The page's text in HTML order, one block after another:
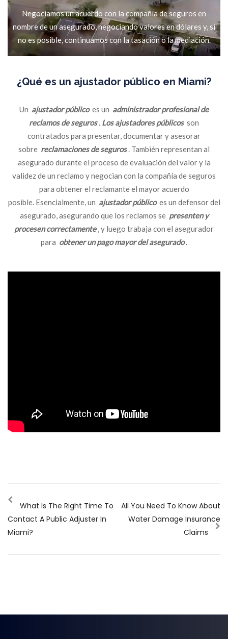
Negociamos un acuerdo con la compañía de seguros en
nombre de un asegurado, negociando valores en dólares y, si
no es posible, continuamos con la tasación o la mediación.
¿Qué es un ajustador público en Miami?
Un ajustador públicoes un administrador profesional de
reclamos de seguros. Los ajustadores públicosson
contratados para presentar, documentar y asesorar
sobre reclamaciones de seguros. También representan al
asegurado durante el proceso de evaluación del valor y la
validez de un reclamo y negocian con la compañía de seguros
para obtener el reclamante el mayor acuerdo
posible. Esencialmente, un ajustador públicoes un defensor del
asegurado, asegurando que los reclamos se presenten y
procesen correctamente, y luego trabaja con el asegurador
para obtener un pago mayor del asegurado.
What Is The Right Time To
Contact A Public Adjuster In
Miami?
All You Need To Know About
Water Damage Insurance
Claims